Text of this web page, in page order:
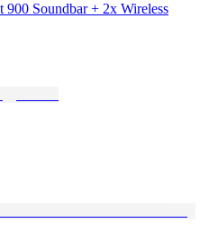
900 Soundbar + 2x Wireless